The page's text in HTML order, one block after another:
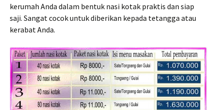
kerumah Anda dalam bentuk nasi kotak praktis dan siap
saji. Sangat cocok untuk diberikan kepada tetangga atau
kerabat Anda.